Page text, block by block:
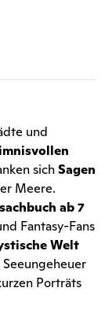
und
sichSagen
Meere.
ab 7
Fantasy-Fans
Welt
Porträts